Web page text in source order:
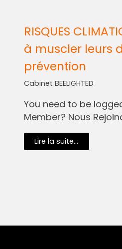
RISQUES
à muscler leurs
prévention
Cabinet BEELIGHTED
You need to be
Member? Nous
Lire la suite...